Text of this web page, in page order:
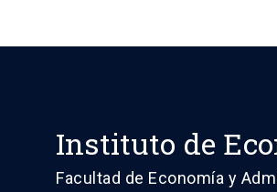
Instituto de
Facultad de Economía y